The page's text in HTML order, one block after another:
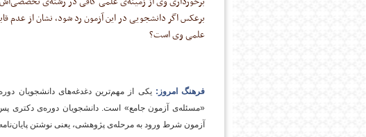
پایگاه اطلاع رسانی فرهنگ
برعکس اگر دانشجویی در این آزمون رد شود، نشان از عدم
علمی وی است؟
فرهنگ امروز: یکی از مهم‌ترین دغدغه‌های دانشجویان
«مسئله‌ی آزمون جامع» است. دانشجویان دوره‌ی دکتری
آزمون شرط ورود به مرحله‌ی پژوهشی، یعنی نوشتن